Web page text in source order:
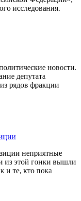
исследования.
новости.
депутата
рядов фракции
неприятные
из этой гонки вышли
и те, кто пока